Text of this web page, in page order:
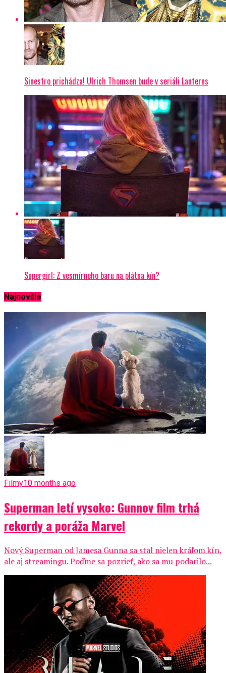
Sinestro prichádza! Ulrich Thomsen bude v seriáli Lanterns
Supergirl: Z vesmírneho baru na plátna kín?
Najnovšie
Filmy10 months ago
Superman letí vysoko: Gunnov film trhá
rekordy a poráža Marvel
Nový Superman od Jamesa Gunna sa stal nielen kráľom kín,
ale aj streamingu. Poďme sa pozrieť, ako sa mu podarilo...